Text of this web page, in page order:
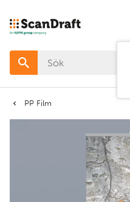
PP Film
Filter
Färg